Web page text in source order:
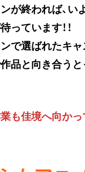
が終われば、いよ
っています！！
で選ばれたキ
品と向き合う
も佳境へ向か